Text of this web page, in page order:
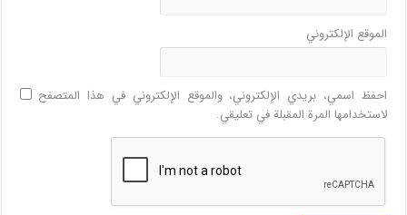
الموقع الإلكتروني
احفظ اسمي، بريدي الإلكتروني، والموقع الإلكتروني في هذا المتصفح
لاستخدامها المرة المقبلة في تعليقي.